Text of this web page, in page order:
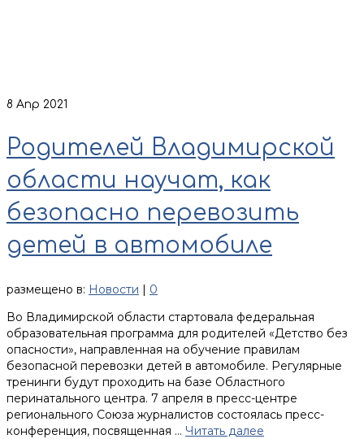
8 Апр 2021
Родителей Владимирской
области научат, как
безопасно перевозить
детей в автомобиле
размещено в: Новости | 0
Во Владимирской области стартовала федеральная
образовательная программа для родителей «Детство без
опасности», направленная на обучение правилам
безопасной перевозки детей в автомобиле. Регулярные
тренинги будут проходить на базе Областного
перинатального центра. 7 апреля в пресс-центре
регионального Союза журналистов состоялась пресс-
конференция, посвященная … Читать далее